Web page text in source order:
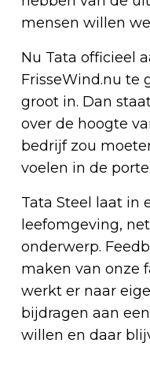
mensen willen
Nu Tata officieel
FrisseWind.nu te
groot in. Dan
over de hoogte
bedrijf zou
voelen in de
Tata Steel laat in
leefomgeving,
onderwerp.
maken van onze
werkt er naar
bijdragen aan
willen en daar